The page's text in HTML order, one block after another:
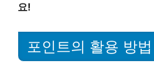
요!
포인트의 활용 방법